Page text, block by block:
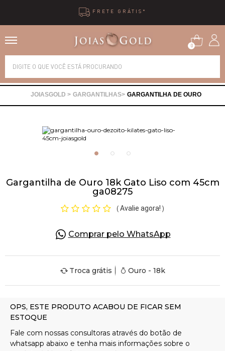
0
GARGANTILHAS GARGANTILHA DE OURO
Gargantilha de Ouro 18k Gato Liso com 45cm
ga08275
( Avalie agora! )
Comprar pelo WhatsApp
Troca grátis Ouro - 18k
Alianças
Brincos
Pulseiras
Piercing
Pedras Preciosas
Presente